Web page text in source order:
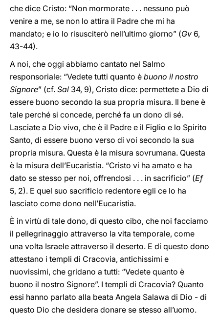
che dice Cristo: “Non mormorate . . . nessuno può
venire a me, se non lo attira il Padre che mi ha
mandato; e io lo risusciterò nell’ultimo giorno” (Gv 6,
43-44).
A noi, che oggi abbiamo cantato nel Salmo
responsoriale: “Vedete tutti quanto è buono il nostro
Signore” (cf. Sal 34, 9), Cristo dice: permettete a Dio di
essere buono secondo la sua propria misura. Il bene è
tale perché si concede, perché fa un dono di sé.
Lasciate a Dio vivo, che è il Padre e il Figlio e lo Spirito
Santo, di essere buono verso di voi secondo la sua
propria misura. Questa è la misura sovrumana. Questa
è la misura dell’Eucaristia. “Cristo vi ha amato e ha
dato se stesso per noi, offrendosi . . . in sacrificio” (Ef
5, 2). E quel suo sacrificio redentore egli ce lo ha
lasciato come dono nell’Eucaristia.
È in virtù di tale dono, di questo cibo, che noi facciamo
il pellegrinaggio attraverso la vita temporale, come
una volta Israele attraverso il deserto. E di questo dono
attestano i templi di Cracovia, antichissimi e
nuovissimi, che gridano a tutti: “Vedete quanto è
buono il nostro Signore”. I templi di Cracovia? Quanto
essi hanno parlato alla beata Angela Salawa di Dio - di
questo Dio che desidera donare se stesso all’uomo.